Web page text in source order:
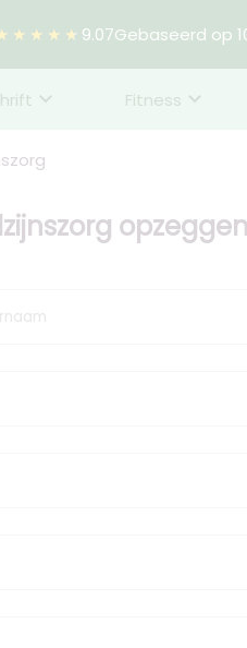
9.07Gebaseerd op
Fitness
opzeggen